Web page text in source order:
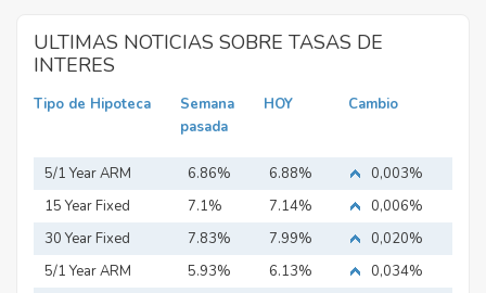
ULTIMAS NOTICIAS SOBRE TASAS DE
INTERES
Tipo de Hipoteca
Semana
pasada
HOY Cambio
5/1 Year ARM 6.86% 6.88%
0,003%
15 Year Fixed
Mortgage
7.1% 7.14%
0,006%
30 Year Fixed
Mortgage
7.83% 7.99%
0,020%
5/1 Year ARM
5.93% 6.13%
0,034%